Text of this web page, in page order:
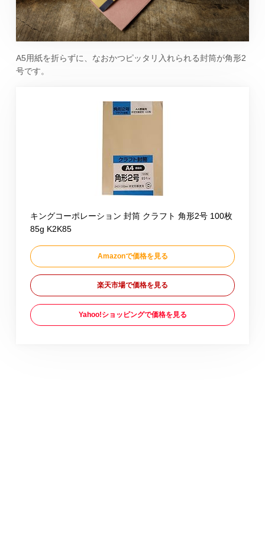
A5用紙を折らずに、なおかつピッタリ入れられる封筒が角形2
号です。
キングコーポレーション 封筒 クラフト 角形2号 100枚
85g K2K85
Amazonで価格を見る
楽天市場で価格を見る
Yahoo!ショッピングで価格を見る